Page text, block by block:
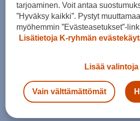
Pyöräilykypärän valintaopas
Tarkista saatavuus ja tilaa
tarjoaminen. Voit antaa
”Hyväksy kaikki”. Pystyt
myöhemmin ”Evästeasetukset”-
Lisätietoja K-ryhmän
Lisää valintoja
Vain välttämättömät